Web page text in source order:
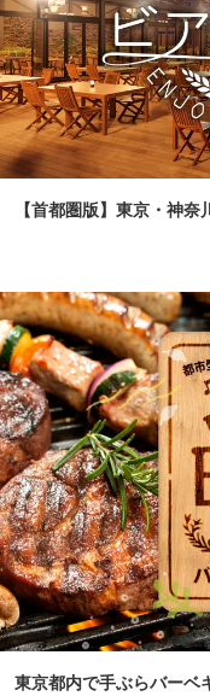
【首都圏版】東京・神
東京都内で手ぶらバーベ